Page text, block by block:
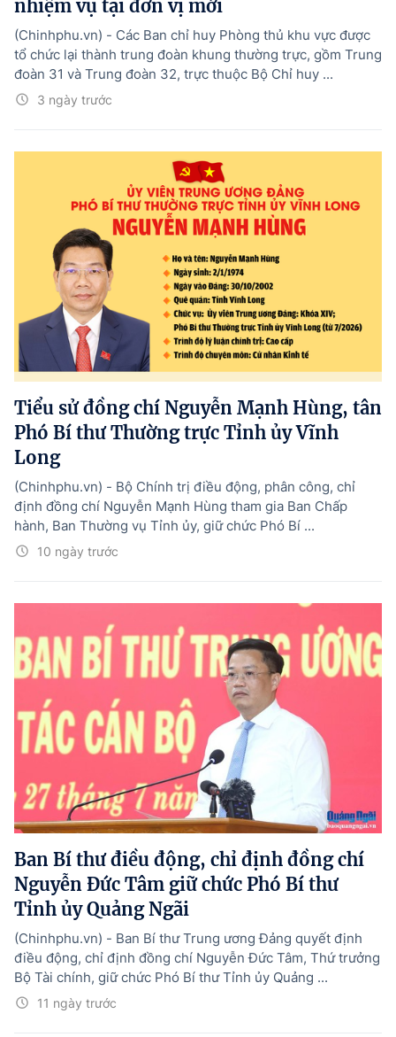
nhiệm vụ tại đơn vị mới
3 ngày trước
(Chinhphu.vn) - Các Ban chỉ huy Phòng thủ khu vực được
tổ chức lại thành trung đoàn khung thường trực, gồm Trung
đoàn 31 và Trung đoàn 32, trực thuộc Bộ Chỉ huy ...
Tiểu sử đồng chí Nguyễn Mạnh Hùng, tân
Phó Bí thư Thường trực Tỉnh ủy Vĩnh
Long
10 ngày trước
(Chinhphu.vn) - Bộ Chính trị điều động, phân công, chỉ
định đồng chí Nguyễn Mạnh Hùng tham gia Ban Chấp
hành, Ban Thường vụ Tỉnh ủy, giữ chức Phó Bí ...
Ban Bí thư điều động, chỉ định đồng chí
Nguyễn Đức Tâm giữ chức Phó Bí thư
Tỉnh ủy Quảng Ngãi
11 ngày trước
(Chinhphu.vn) - Ban Bí thư Trung ương Đảng quyết định
điều động, chỉ định đồng chí Nguyễn Đức Tâm, Thứ trưởng
Bộ Tài chính, giữ chức Phó Bí thư Tỉnh ủy Quảng ...